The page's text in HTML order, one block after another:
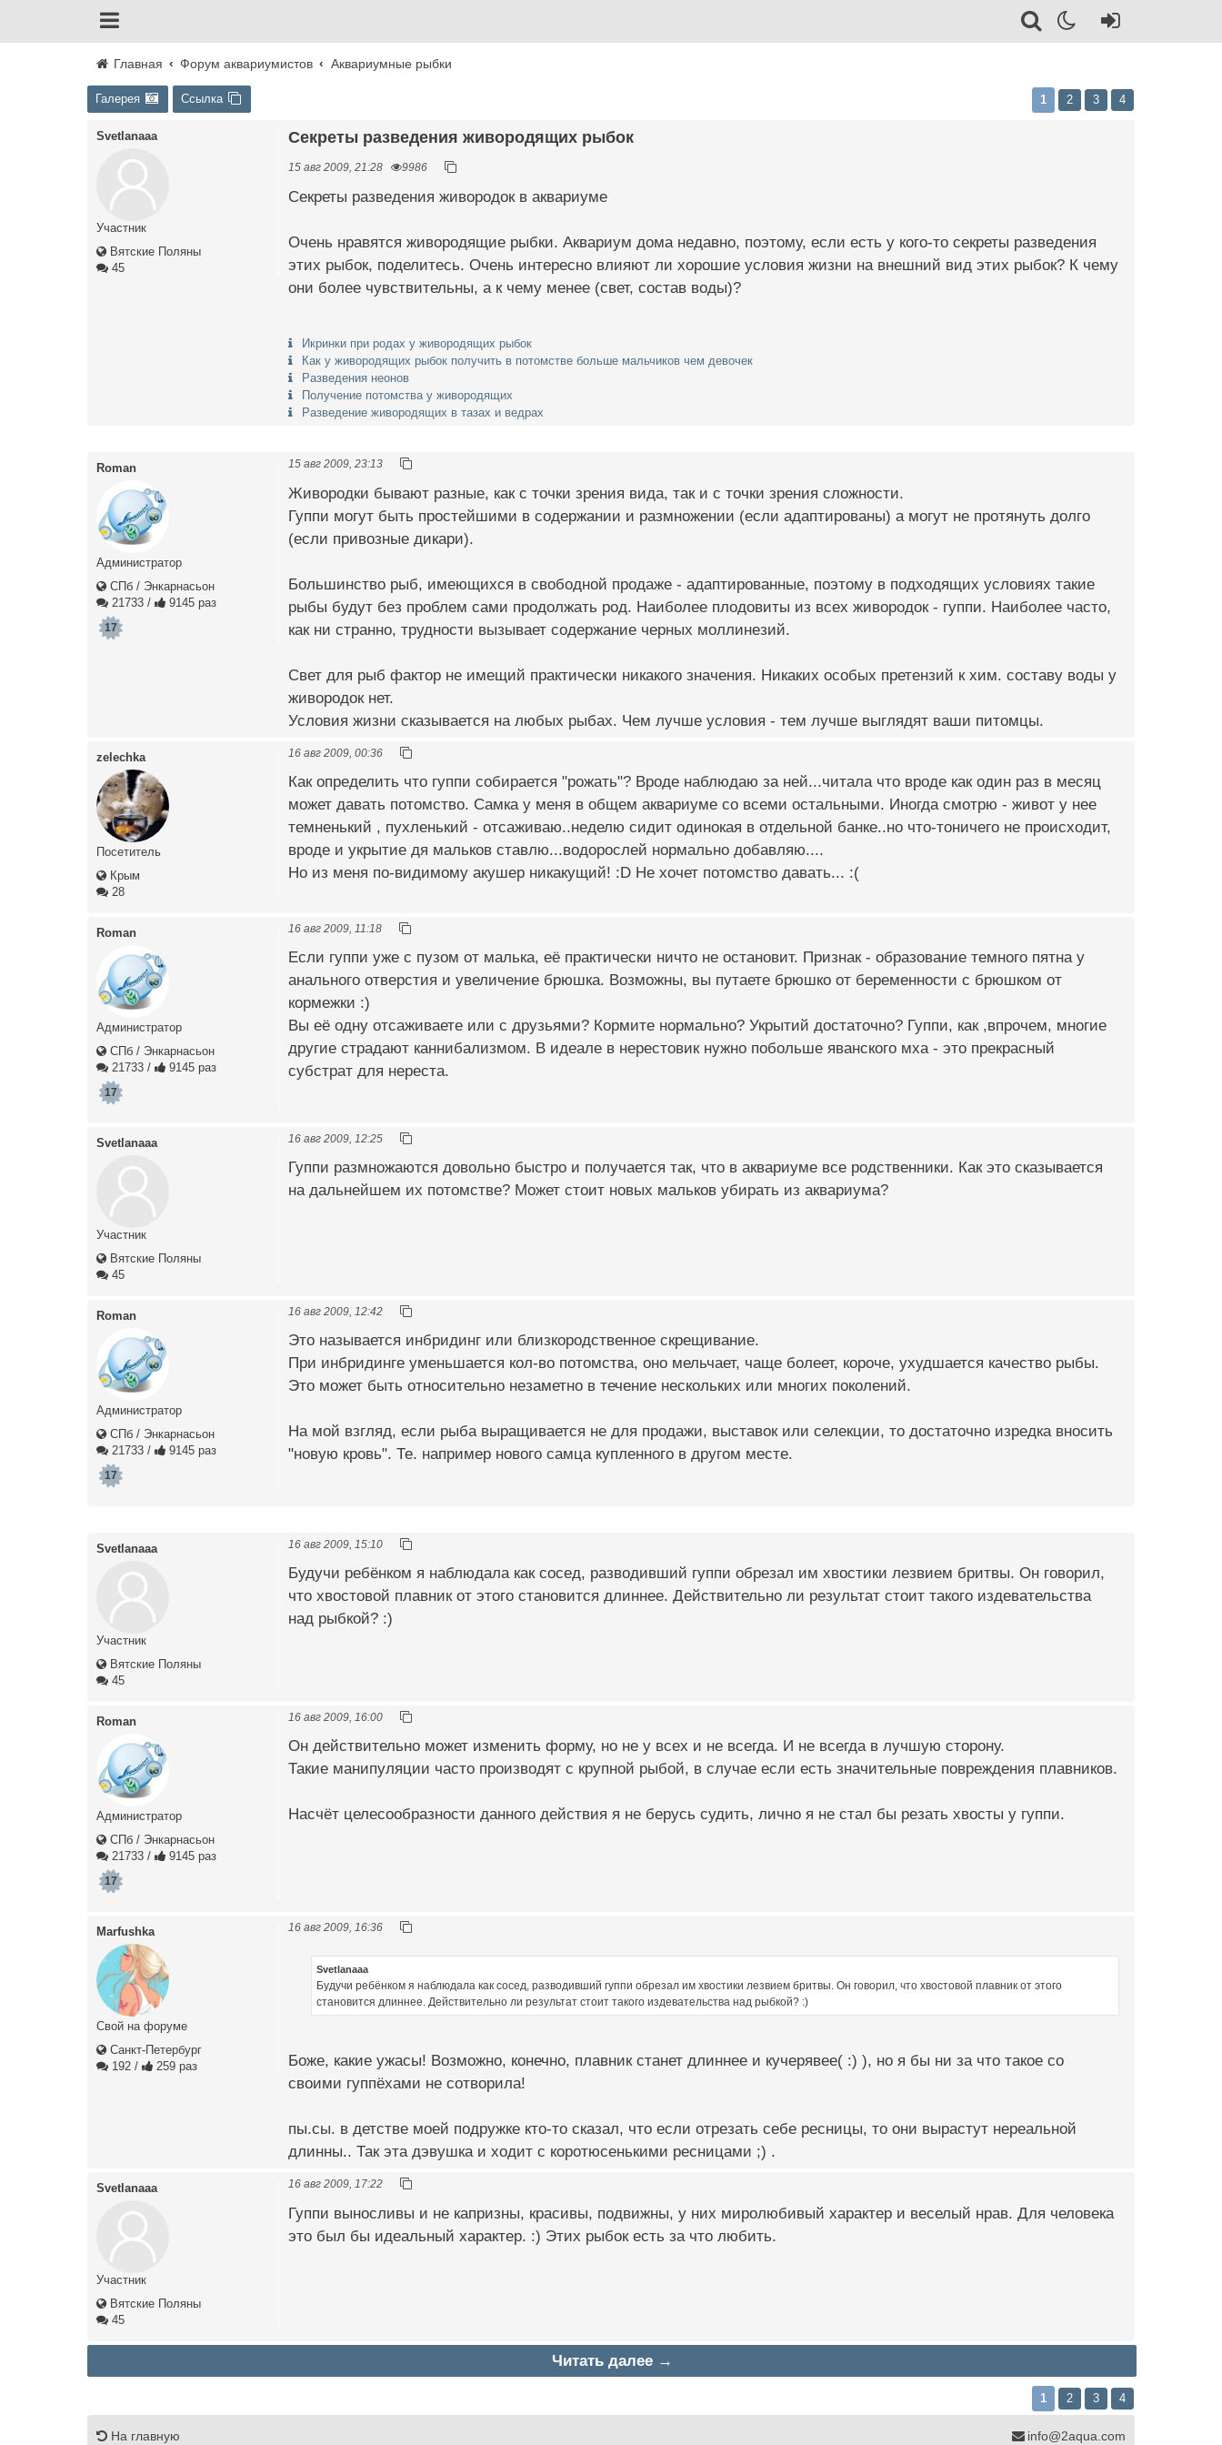
Главная Форум аквариумистов Аквариумные рыбки
Галерея Ссылка 1 2 3 4
Svetlanaaa
Участник
Вятские Поляны
45
Секреты разведения живородящих рыбок
15 авг 2009, 21:28 9986
Секреты разведения живородок в аквариуме
Очень нравятся живородящие рыбки. Аквариум дома недавно, поэтому, если есть у кого-то секреты разведения
этих рыбок, поделитесь. Очень интересно влияют ли хорошие условия жизни на внешний вид этих рыбок? К чему
они более чувствительны, а к чему менее (свет, состав воды)?
Икринки при родах у живородящих рыбок
Как у живородящих рыбок получить в потомстве больше мальчиков чем девочек
Разведения неонов
Получение потомства у живородящих
Разведение живородящих в тазах и ведрах
Roman
Администратор
СПб / Энкарнасьон
21733 / 9145 раз
17
15 авг 2009, 23:13
Живородки бывают разные, как с точки зрения вида, так и с точки зрения сложности.
Гуппи могут быть простейшими в содержании и размножении (если адаптированы) а могут не протянуть долго
(если привозные дикари).
Большинство рыб, имеющихся в свободной продаже - адаптированные, поэтому в подходящих условиях такие
рыбы будут без проблем сами продолжать род. Наиболее плодовиты из всех живородок - гуппи. Наиболее часто,
как ни странно, трудности вызывает содержание черных моллинезий.
Свет для рыб фактор не имещий практически никакого значения. Никаких особых претензий к хим. составу воды у
живородок нет.
Условия жизни сказывается на любых рыбах. Чем лучше условия - тем лучше выглядят ваши питомцы.
zelechka
Посетитель
Крым
28
16 авг 2009, 00:36
Как определить что гуппи собирается "рожать"? Вроде наблюдаю за ней...читала что вроде как один раз в месяц
может давать потомство. Самка у меня в общем аквариуме со всеми остальными. Иногда смотрю - живот у нее
темненький , пухленький - отсаживаю..неделю сидит одинокая в отдельной банке..но что-тоничего не происходит,
вроде и укрытие дя мальков ставлю...водорослей нормально добавляю....
Но из меня по-видимому акушер никакущий! :D Не хочет потомство давать... :(
Roman
Администратор
СПб / Энкарнасьон
21733 / 9145 раз
17
16 авг 2009, 11:18
Если гуппи уже с пузом от малька, её практически ничто не остановит. Признак - образование темного пятна у
анального отверстия и увеличение брюшка. Возможны, вы путаете брюшко от беременности с брюшком от
кормежки :)
Вы её одну отсаживаете или с друзьями? Кормите нормально? Укрытий достаточно? Гуппи, как ,впрочем, многие
другие страдают каннибализмом. В идеале в нерестовик нужно побольше яванского мха - это прекрасный
субстрат для нереста.
Svetlanaaa
Участник
Вятские Поляны
45
16 авг 2009, 12:25
Гуппи размножаются довольно быстро и получается так, что в аквариуме все родственники. Как это сказывается
на дальнейшем их потомстве? Может стоит новых мальков убирать из аквариума?
Roman
Администратор
СПб / Энкарнасьон
21733 / 9145 раз
17
16 авг 2009, 12:42
Это называется инбридинг или близкородственное скрещивание.
При инбридинге уменьшается кол-во потомства, оно мельчает, чаще болеет, короче, ухудшается качество рыбы.
Это может быть относительно незаметно в течение нескольких или многих поколений.
На мой взгляд, если рыба выращивается не для продажи, выставок или селекции, то достаточно изредка вносить
"новую кровь". Те. например нового самца купленного в другом месте.
Svetlanaaa
Участник
Вятские Поляны
45
16 авг 2009, 15:10
Будучи ребёнком я наблюдала как сосед, разводивший гуппи обрезал им хвостики лезвием бритвы. Он говорил,
что хвостовой плавник от этого становится длиннее. Действительно ли результат стоит такого издевательства
над рыбкой? :)
Roman
Администратор
СПб / Энкарнасьон
21733 / 9145 раз
17
16 авг 2009, 16:00
Он действительно может изменить форму, но не у всех и не всегда. И не всегда в лучшую сторону.
Такие манипуляции часто производят с крупной рыбой, в случае если есть значительные повреждения плавников.
Насчёт целесообразности данного действия я не берусь судить, лично я не стал бы резать хвосты у гуппи.
Marfushka
Свой на форуме
Санкт-Петербург
192 / 259 раз
16 авг 2009, 16:36
Svetlanaaa
Будучи ребёнком я наблюдала как сосед, разводивший гуппи обрезал им хвостики лезвием бритвы. Он говорил, что хвостовой плавник от этого
становится длиннее. Действительно ли результат стоит такого издевательства над рыбкой? :)
Боже, какие ужасы! Возможно, конечно, плавник станет длиннее и кучерявее( :) ), но я бы ни за что такое со
своими гуппёхами не сотворила!
пы.сы. в детстве моей подружке кто-то сказал, что если отрезать себе ресницы, то они вырастут нереальной
длинны.. Так эта дэвушка и ходит с коротюсенькими ресницами ;) .
Svetlanaaa
Участник
Вятские Поляны
45
16 авг 2009, 17:22
Гуппи выносливы и не капризны, красивы, подвижны, у них миролюбивый характер и веселый нрав. Для человека
это был бы идеальный характер. :) Этих рыбок есть за что любить.
Читать далее →
1 2 3 4
На главную info@2aqua.com